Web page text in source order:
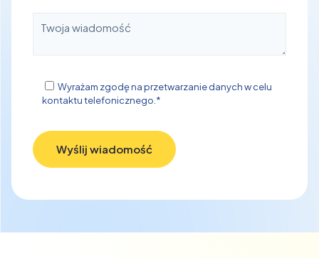
Wyrażam zgodę na przetwarzanie danych w celu
kontaktu telefonicznego.*